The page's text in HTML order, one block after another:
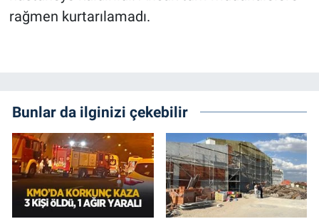
rağmen kurtarılamadı.
Bunlar da ilginizi çekebilir